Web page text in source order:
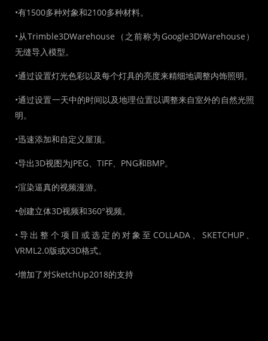
•有1500多种对象和2100多种材料。
•从Trimble3DWarehouse（之前称为Google3DWarehouse）
无缝导入模型。
•通过设置灯光色彩以及每个灯具的亮度来精细地调整内饰照明。
•通过设置一天中的时间以及地理位置以调整来自室外的自然光照
明。
•迅速添加和自定义屋顶。
•导出3D视图为JPEG、TIFF、PNG和BMP。
•渲染逼真的视频漫游。
•创建立体3D视频和360°视频。
•导出整个项目或选定的对象至COLLADA、SKETCHUP、
VRML2.0版或X3D格式。
•增加了对SketchUp2018的支持